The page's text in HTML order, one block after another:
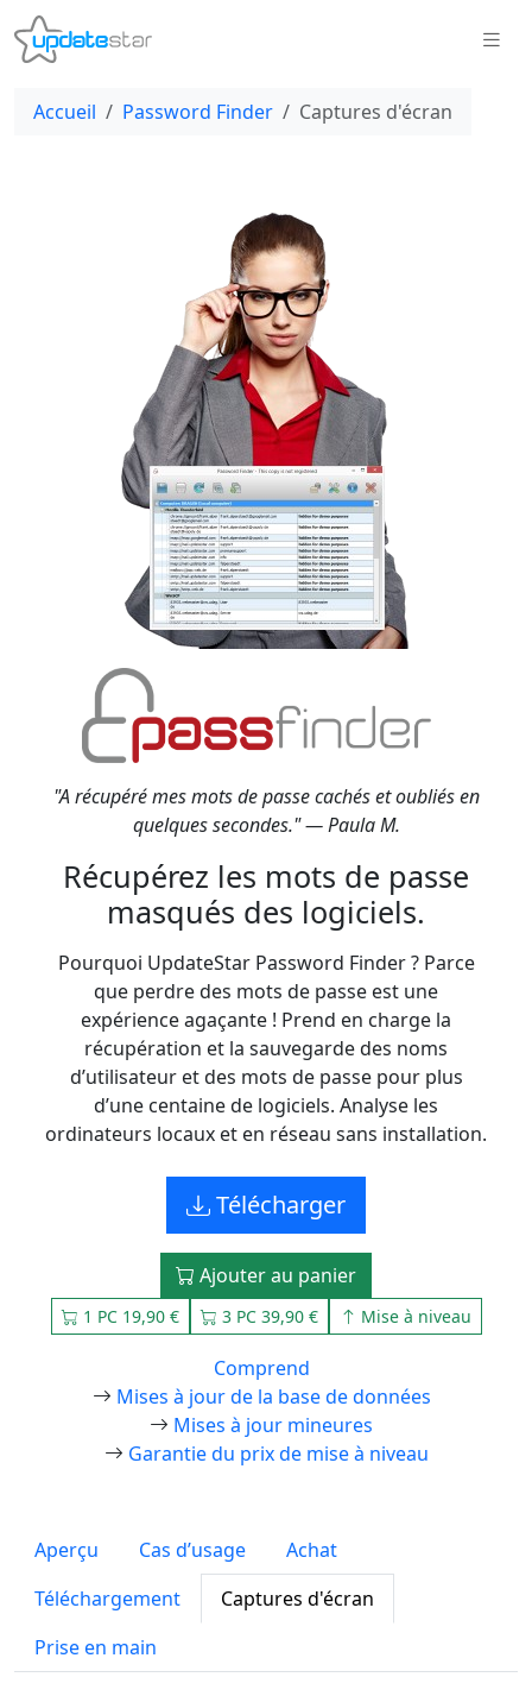
Accueil Password Finder Captures d'écran
"A récupéré mes mots de passe cachés et oubliés en
quelques secondes." — Paula M.
Récupérez les mots de passe
masqués des logiciels.
Pourquoi UpdateStar Password Finder ? Parce
que perdre des mots de passe est une
expérience agaçante ! Prend en charge la
récupération et la sauvegarde des noms
d’utilisateur et des mots de passe pour plus
d’une centaine de logiciels. Analyse les
ordinateurs locaux et en réseau sans installation.
Télécharger
Ajouter au panier
1 PC 19,90 € 3 PC 39,90 € Mise à niveau
Comprend
Mises à jour de la base de données
Mises à jour mineures
Garantie du prix de mise à niveau
Aperçu Cas d’usage
Achat
Téléchargement
Captures d'écran
Prise en main